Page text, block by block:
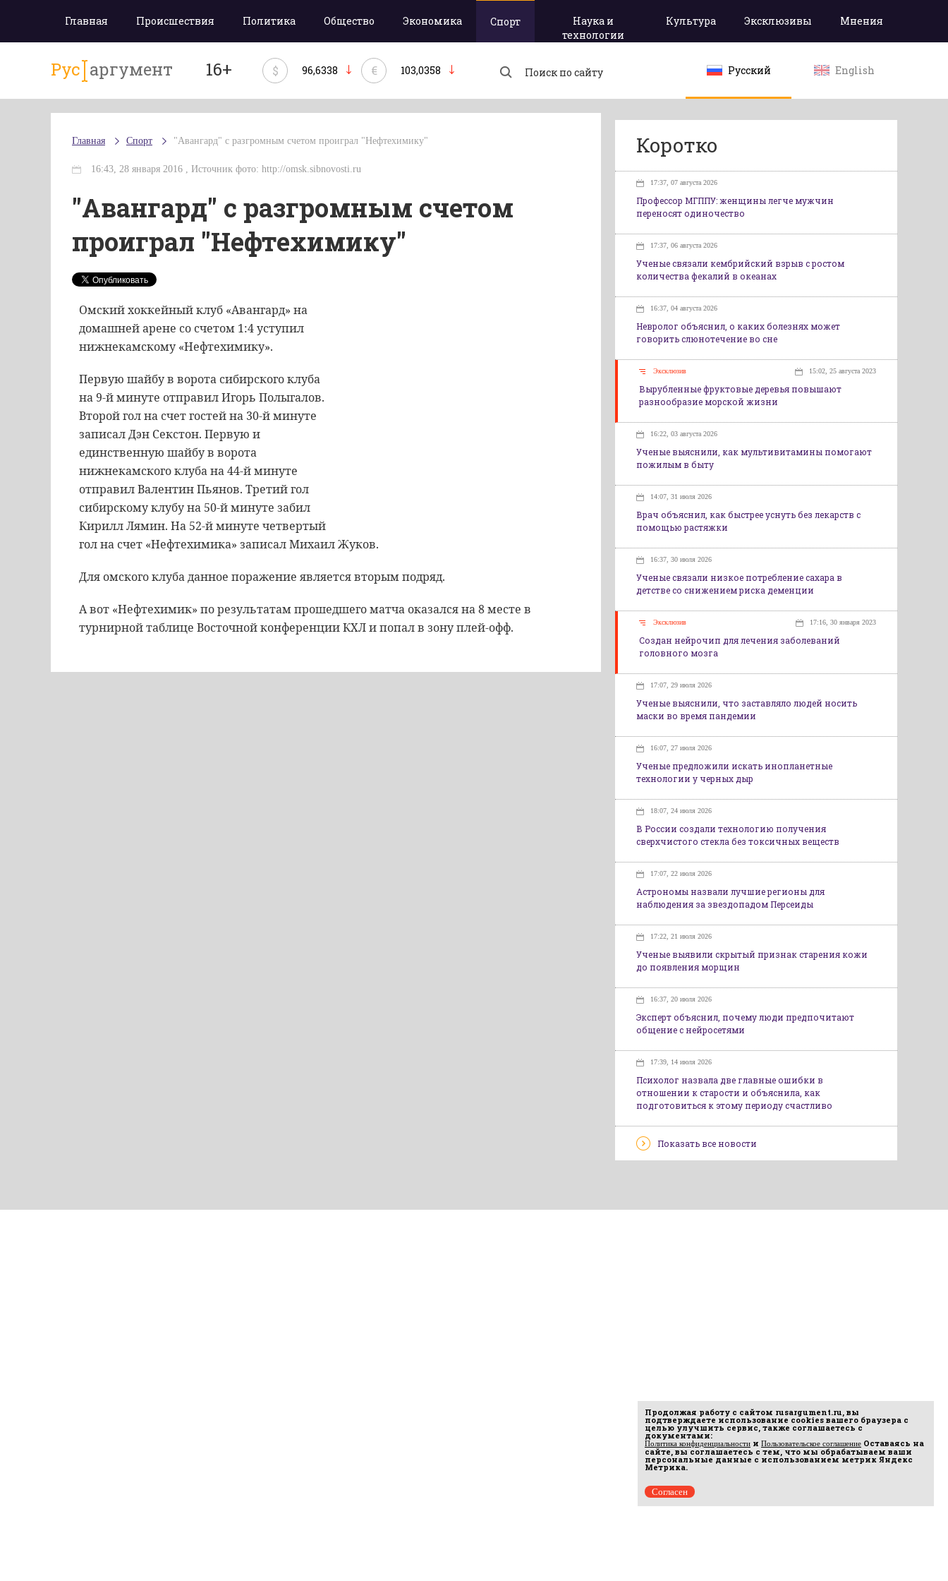
Главная Происшествия Политика Общество Экономика Спорт
Наука и
технологии
Культура Эксклюзивы Мнения
Рус аргумент 16+ $ 96,6338 € 103,0358 Русский English
Главная Спорт "Авангард" с разгромным счетом проиграл "Нефтехимику"
16:43, 28 января 2016 , Источник фото: http://omsk.sibnovosti.ru
"Авангард" с разгромным счетом
проиграл "Нефтехимику"
Омский хоккейный клуб «Авангард» на
домашней арене со счетом 1:4 уступил
нижнекамскому «Нефтехимику».
Первую шайбу в ворота сибирского клуба
на 9-й минуте отправил Игорь Полыгалов.
Второй гол на счет гостей на 30-й минуте
записал Дэн Секстон. Первую и
единственную шайбу в ворота
нижнекамского клуба на 44-й минуте
отправил Валентин Пьянов. Третий гол
сибирскому клубу на 50-й минуте забил
Кирилл Лямин. На 52-й минуте четвертый
гол на счет «Нефтехимика» записал Михаил Жуков.
Для омского клуба данное поражение является вторым подряд.
А вот «Нефтехимик» по результатам прошедшего матча оказался на 8 месте в
турнирной таблице Восточной конференции КХЛ и попал в зону плей-офф.
Коротко
17:37, 07 августа 2026
Профессор МГППУ: женщины легче мужчин
переносят одиночество
17:37, 06 августа 2026
Ученые связали кембрийский взрыв с ростом
количества фекалий в океанах
16:37, 04 августа 2026
Невролог объяснил, о каких болезнях может
говорить слюнотечение во сне
Эксклюзив 15:02, 25 августа 2023
Вырубленные фруктовые деревья повышают
разнообразие морской жизни
16:22, 03 августа 2026
Ученые выяснили, как мультивитамины помогают
пожилым в быту
14:07, 31 июля 2026
Врач объяснил, как быстрее уснуть без лекарств с
помощью растяжки
16:37, 30 июля 2026
Ученые связали низкое потребление сахара в
детстве со снижением риска деменции
Эксклюзив 17:16, 30 января 2023
Создан нейрочип для лечения заболеваний
головного мозга
17:07, 29 июля 2026
Ученые выяснили, что заставляло людей носить
маски во время пандемии
16:07, 27 июля 2026
Ученые предложили искать инопланетные
технологии у черных дыр
18:07, 24 июля 2026
В России создали технологию получения
сверхчистого стекла без токсичных веществ
17:07, 22 июля 2026
Астрономы назвали лучшие регионы для
наблюдения за звездопадом Персеиды
17:22, 21 июля 2026
Ученые выявили скрытый признак старения кожи
до появления морщин
16:37, 20 июля 2026
Эксперт объяснил, почему люди предпочитают
общение с нейросетями
17:39, 14 июля 2026
Психолог назвала две главные ошибки в
отношении к старости и объяснила, как
подготовиться к этому периоду счастливо
Показать все новости
Продолжая работу с сайтом rusargument.ru, вы
подтверждаете использование cookies вашего браузера с
целью улучшить сервис, также соглашаетесь с
документами:
Политика конфиденциальности и Пользовательское соглашение Оставаясь на
сайте, вы соглашаетесь с тем, что мы обрабатываем ваши
персональные данные с использованием метрик Яндекс
Метрика.
Согласен